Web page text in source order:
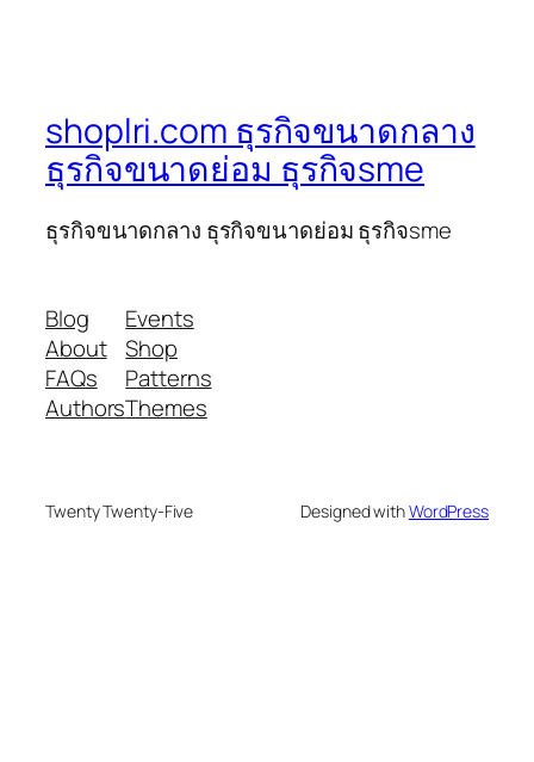
shoplri.com ธุรกิจขนาดกลาง
ธุรกิจขนาดย่อม ธุรกิจsme
ธุรกิจขนาดกลาง ธุรกิจขนาดย่อม ธุรกิจsme
Blog
About
FAQs
Authors
Events
Shop
Patterns
Themes
Twenty Twenty-Five Designed withWordPress